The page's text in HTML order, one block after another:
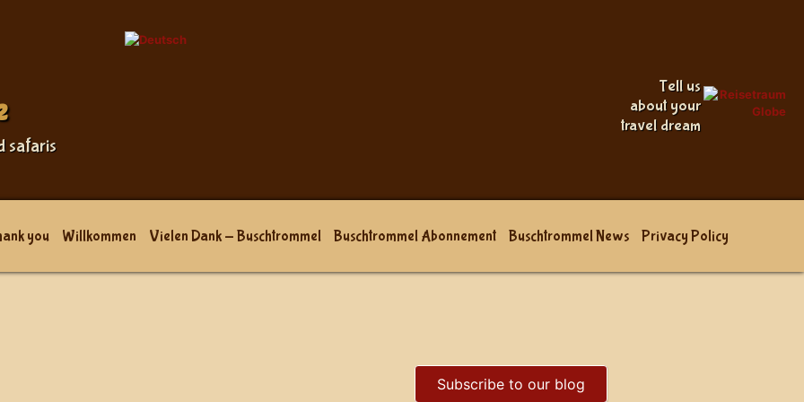
safaris
Tell us
about your
travel dream
you Willkommen Vielen Dank - Buschtrommel Buschtrommel Abonnement Buschtrommel News Privacy Policy
Subscribe to our blog